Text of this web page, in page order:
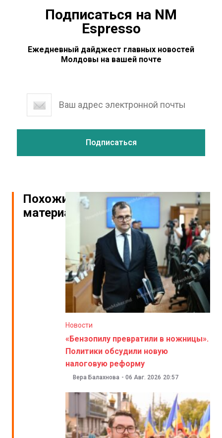
Подписаться на NM
Espresso
Ежедневный дайджест главных новостей
Молдовы на вашей почте
Похожие
материалы
Новости
«Бензопилу превратили в ножницы».
Политики обсудили новую
налоговую реформу
Вера Балахнова - 06 Авг. 2026 20:57